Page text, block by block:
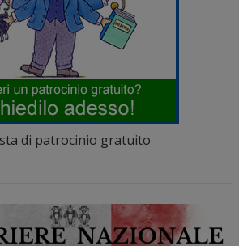
di patrocinio gratuito